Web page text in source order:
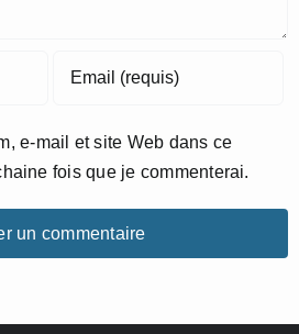
e-mail et site Web dans ce
fois que je commenterai.